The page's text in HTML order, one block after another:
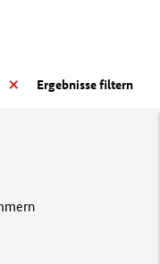
Ergebnisse filtern